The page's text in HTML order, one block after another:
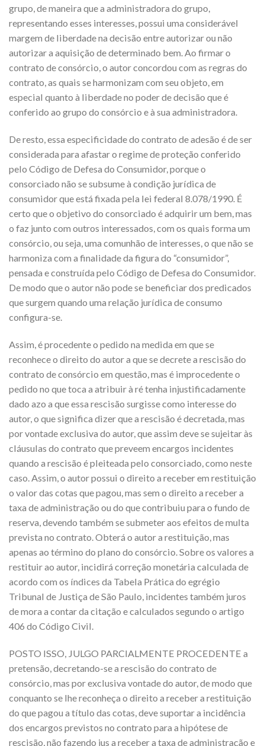
grupo, de maneira que a administradora do grupo,
representando esses interesses, possui uma considerável
margem de liberdade na decisão entre autorizar ou não
autorizar a aquisição de determinado bem. Ao firmar o
contrato de consórcio, o autor concordou com as regras do
contrato, as quais se harmonizam com seu objeto, em
especial quanto à liberdade no poder de decisão que é
conferido ao grupo do consórcio e à sua administradora.
De resto, essa especificidade do contrato de adesão é de ser
considerada para afastar o regime de proteção conferido
pelo Código de Defesa do Consumidor, porque o
consorciado não se subsume à condição jurídica de
consumidor que está fixada pela lei federal 8.078/1990. É
certo que o objetivo do consorciado é adquirir um bem, mas
o faz junto com outros interessados, com os quais forma um
consórcio, ou seja, uma comunhão de interesses, o que não se
harmoniza com a finalidade da figura do “consumidor”,
pensada e construída pelo Código de Defesa do Consumidor.
De modo que o autor não pode se beneficiar dos predicados
que surgem quando uma relação jurídica de consumo
configura-se.
Assim, é procedente o pedido na medida em que se
reconhece o direito do autor a que se decrete a rescisão do
contrato de consórcio em questão, mas é improcedente o
pedido no que toca a atribuir à ré tenha injustificadamente
dado azo a que essa rescisão surgisse como interesse do
autor, o que significa dizer que a rescisão é decretada, mas
por vontade exclusiva do autor, que assim deve se sujeitar às
cláusulas do contrato que preveem encargos incidentes
quando a rescisão é pleiteada pelo consorciado, como neste
caso. Assim, o autor possui o direito a receber em restituição
o valor das cotas que pagou, mas sem o direito a receber a
taxa de administração ou do que contribuiu para o fundo de
reserva, devendo também se submeter aos efeitos de multa
prevista no contrato. Obterá o autor a restituição, mas
apenas ao término do plano do consórcio. Sobre os valores a
restituir ao autor, incidirá correção monetária calculada de
acordo com os índices da Tabela Prática do egrégio
Tribunal de Justiça de São Paulo, incidentes também juros
de mora a contar da citação e calculados segundo o artigo
406 do Código Civil.
POSTO ISSO, JULGO PARCIALMENTE PROCEDENTE a
pretensão, decretando-se a rescisão do contrato de
consórcio, mas por exclusiva vontade do autor, de modo que
conquanto se lhe reconheça o direito a receber a restituição
do que pagou a título das cotas, deve suportar a incidência
dos encargos previstos no contrato para a hipótese de
rescisão, não fazendo jus a receber a taxa de administração e